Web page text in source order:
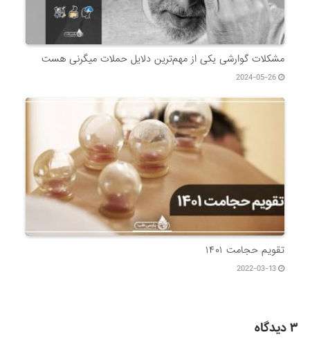
مشکلات گوارشی یکی از مهم‌ترین دلایل حملات میگرنی هست
2024-05-26
تقویم حجامت ۱۴۰۱
2022-03-13
۳ دیدگاه